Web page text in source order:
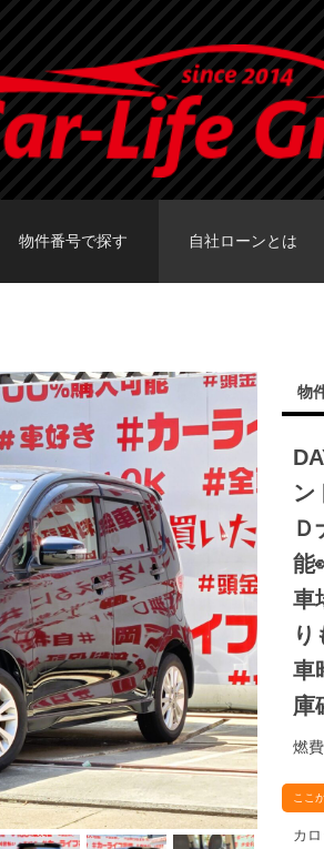
物件番号で探す 自社ローンとは
物
ン
Ｄ
能
車
り
車
庫
燃
ここ
カ